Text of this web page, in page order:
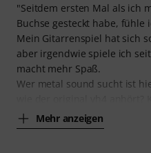
"Seitdem ersten Mal als ich
Buchse gesteckt habe, fühle
Mein Gitarrenspiel hat sich
aber irgendwie spiele ich
macht mehr Spaß.
Wer metal sound sucht ist
Mehr anzeigen